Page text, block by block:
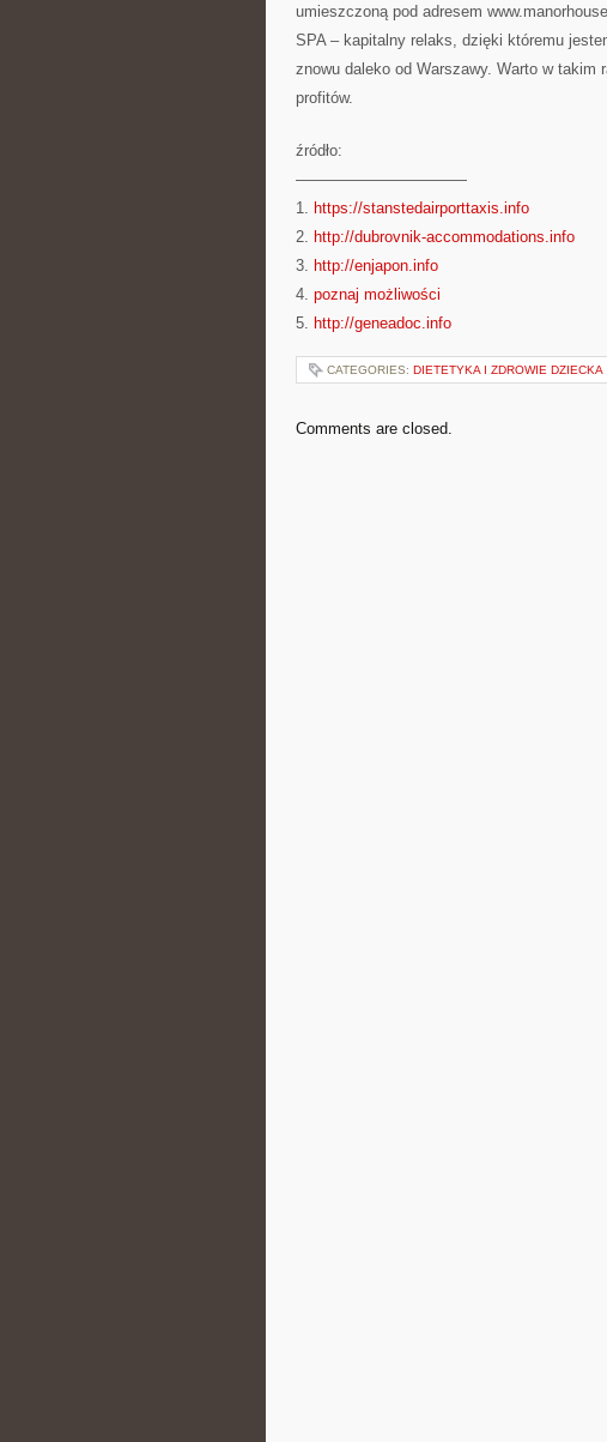
umieszczoną pod adresem
SPA – kapitalny relaks, dzięki któremu
znowu daleko od Warszawy. Warto w takim
profitów.
źródło:
———————————
1. https://stanstedairporttaxis.info
2. http://dubrovnik-accommodations.info
3. http://enjapon.info
4. poznaj możliwości
5. http://geneadoc.info
CATEGORIES: DIETETYKA I ZDROWIE DZIECKA
Comments are closed.